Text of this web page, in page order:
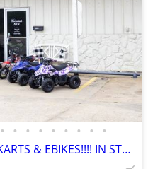
• • • • • • • • •
4 WHEELERS, DIRT BIKES, GO KARTS & EBIKES!!!! IN STOCK NOW!!!